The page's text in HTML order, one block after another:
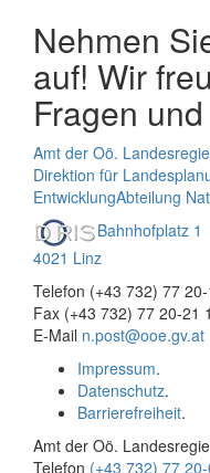
Nehmen
auf! Wir
Fragen
Amt der Oö.
Direktion für
EntwicklungAbteilung
Bahnhofplatz 1
4021 Linz
Telefon (+43 732) 77 20-
Fax (+43 732) 77 20-21
E-Mail n.post@ooe.gv.at
Impressum.
Datenschutz.
Barrierefreiheit.
Amt der Oö.
Telefon (+43 732) 77